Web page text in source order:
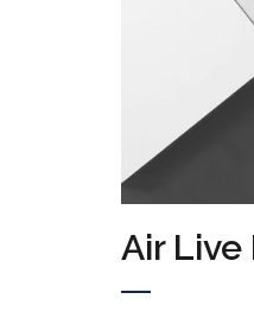
Air Live